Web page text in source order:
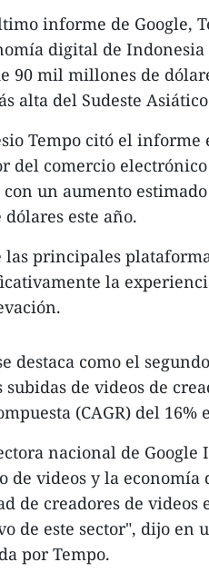
informe de Google,
digital de
90 mil millones de
alta del Sudeste
Tempo citó el informe
del comercio
un aumento
este año.
las principales
la
destaca como el
de videos de
(CAGR) del 16%
nacional de Google
de videos y la economía
de creadores de
de este sector", dijo en
por Tempo.